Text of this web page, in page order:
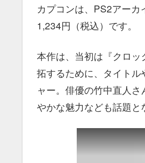
カプコンは、PS2アー
1,234円（税込）です。
本作は、当初は『クロ
拓するために、タイト
ャー。俳優の竹中直人
やかな魅力なども話題と